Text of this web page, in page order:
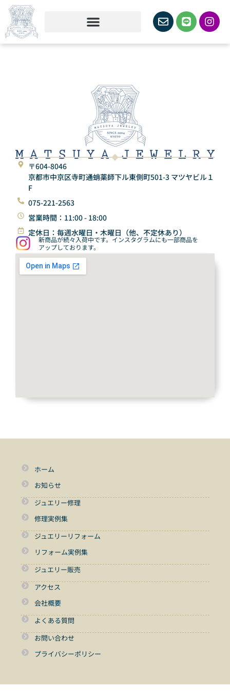
〒604-8046
京都市中京区寺町通蛸薬師下ル東側町501-3 マツヤビル１
F
075-221-2563
営業時間：11:00 - 18:00
定休日：毎週水曜日・木曜日（他、不定休あり）
新商品が続々入荷中です。インスタグラムにも一部商品を
アップしております。
ホーム
お知らせ
ジュエリー修理
修理実例集
ジュエリーリフォーム
リフォーム実例集
ジュエリー販売
アクセス
会社概要
よくある質問
お問い合わせ
プライバシーポリシー